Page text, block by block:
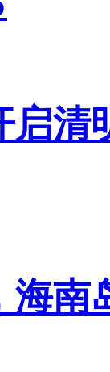
启清
海南